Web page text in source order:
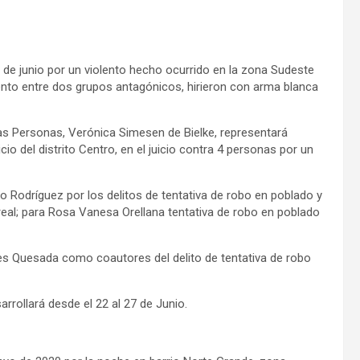
junio por un violento hecho ocurrido en la zona Sudeste
entre dos grupos antagónicos, hirieron con arma blanca
Personas, Verónica Simesen de Bielke, representará
del distrito Centro, en el juicio contra 4 personas por un
Rodríguez por los delitos de tentativa de robo en poblado y
para Rosa Vanesa Orellana tentativa de robo en poblado
Quesada como coautores del delito de tentativa de robo
desde el 22 al 27 de Junio.